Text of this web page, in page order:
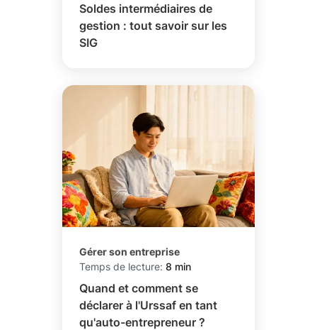
Soldes intermédiaires de
gestion : tout savoir sur les
SIG
Gérer son entreprise
Temps de lecture: 8 min
Quand et comment se
déclarer à l'Urssaf en tant
qu'auto-entrepreneur ?